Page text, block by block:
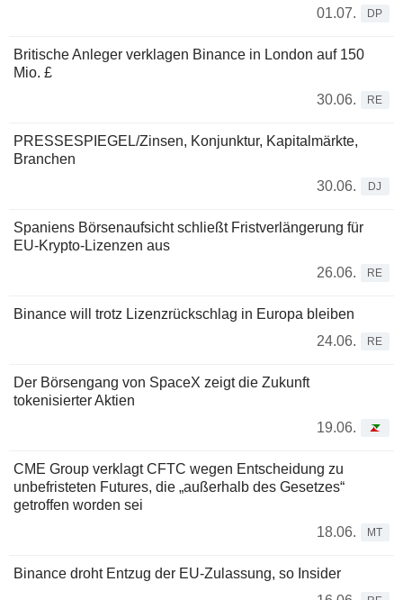
01.07.
DP
Britische Anleger verklagen Binance in London auf 150
Mio. £
30.06.
RE
PRESSESPIEGEL/Zinsen, Konjunktur, Kapitalmärkte,
Branchen
30.06.
DJ
Spaniens Börsenaufsicht schließt Fristverlängerung für
EU-Krypto-Lizenzen aus
26.06.
RE
Binance will trotz Lizenzrückschlag in Europa bleiben
24.06.
RE
Der Börsengang von SpaceX zeigt die Zukunft
tokenisierter Aktien
19.06.
CME Group verklagt CFTC wegen Entscheidung zu
unbefristeten Futures, die „außerhalb des Gesetzes“
getroffen worden sei
18.06.
MT
Binance droht Entzug der EU-Zulassung, so Insider